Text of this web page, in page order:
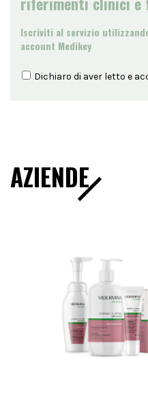
Iscriviti al servizio
account Medikey
Dichiaro di aver letto e
AZIENDE